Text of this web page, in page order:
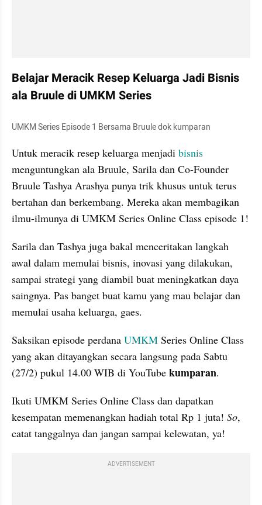
Belajar Meracik Resep Keluarga Jadi Bisnis
ala Bruule di UMKM Series
UMKM Series Episode 1 Bersama Bruule dok kumparan
Untuk meracik resep keluarga menjadi bisnis
menguntungkan ala Bruule, Sarila dan Co-Founder
Bruule Tashya Arashya punya trik khusus untuk terus
bertahan dan berkembang. Mereka akan membagikan
ilmu-ilmunya di UMKM Series Online Class episode 1!
Sarila dan Tashya juga bakal menceritakan langkah
awal dalam memulai bisnis, inovasi yang dilakukan,
sampai strategi yang diambil buat meningkatkan daya
saingnya. Pas banget buat kamu yang mau belajar dan
memulai usaha keluarga, gaes.
Saksikan episode perdana UMKM Series Online Class
yang akan ditayangkan secara langsung pada Sabtu
(27/2) pukul 14.00 WIB di YouTube kumparan.
Ikuti UMKM Series Online Class dan dapatkan
kesempatan memenangkan hadiah total Rp 1 juta! So,
catat tanggalnya dan jangan sampai kelewatan, ya!
ADVERTISEMENT